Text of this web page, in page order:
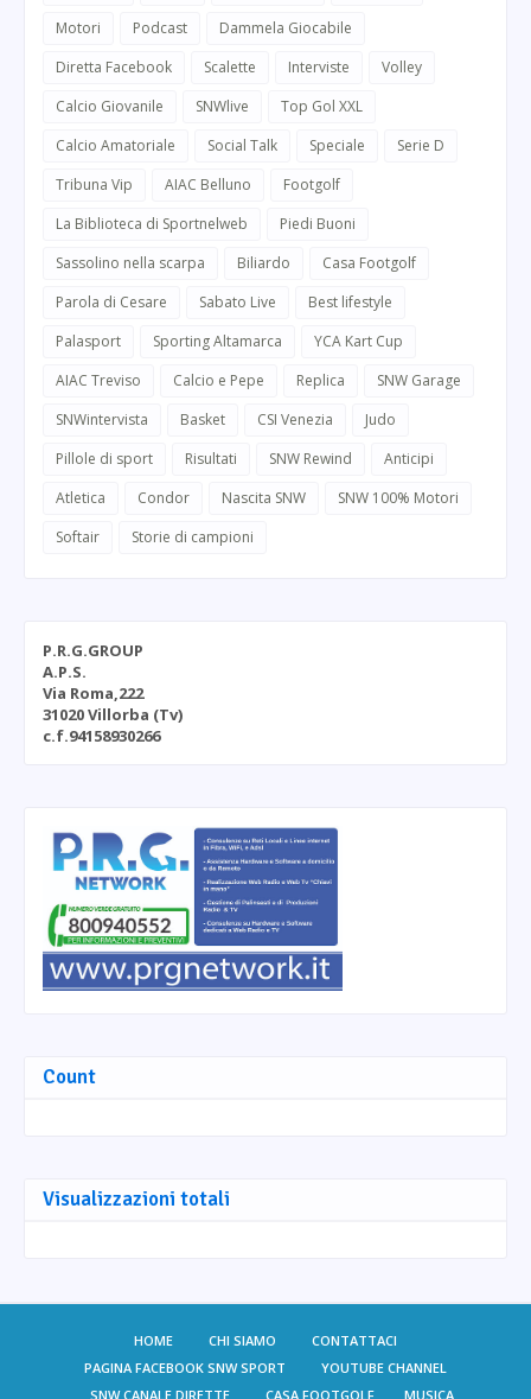
Motori
Podcast
Dammela Giocabile
Diretta Facebook
Scalette Interviste
Volley
Calcio Giovanile
SNWlive
Top Gol XXL
Calcio Amatoriale
Social Talk Speciale
Serie D
Tribuna Vip
AIAC Belluno
Footgolf
La Biblioteca di Sportnelweb
Piedi Buoni
Sassolino nella scarpa
Biliardo
Casa Footgolf
Parola di Cesare
Sabato Live
Best lifestyle
Palasport
Sporting Altamarca
YCA Kart Cup
AIAC Treviso
Calcio e Pepe Replica
SNW Garage
SNWintervista
Basket CSI Venezia
Judo
Pillole di sport
Risultati SNW Rewind
Anticipi
Atletica
Condor Nascita SNW
SNW 100% Motori
Softair
Storie di campioni
P.R.G.GROUP
A.P.S.
Via Roma,222
31020 Villorba (Tv)
c.f.94158930266
Count
Visualizzazioni totali
HOME CHI SIAMO
CONTATTACI
PAGINA FACEBOOK SNW SPORT
YOUTUBE CHANNEL
SNW CANALE DIRETTE
CASA FOOTGOLF MUSICA